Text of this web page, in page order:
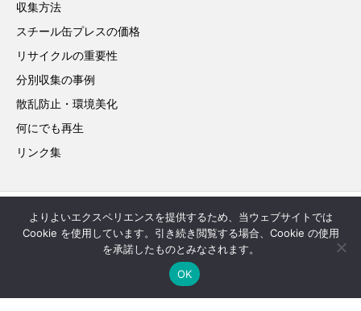
収集方法
スチール缶プレスの価格
リサイクルの重要性
分別収集の事例
散乱防止・環境美化
何にでも再生
リンク集
お問い合わせ サイトマップ
Copyright © 2022 JAPAN STEEL CAN RECYCLING ASSOCIATION. All Rights
よりよいエクスペリエンスを提供するため、当ウェブサイトでは
Cookie を使用しています。引き続き閲覧する場合、Cookie の使用
を承諾したものとみなされます。
OK